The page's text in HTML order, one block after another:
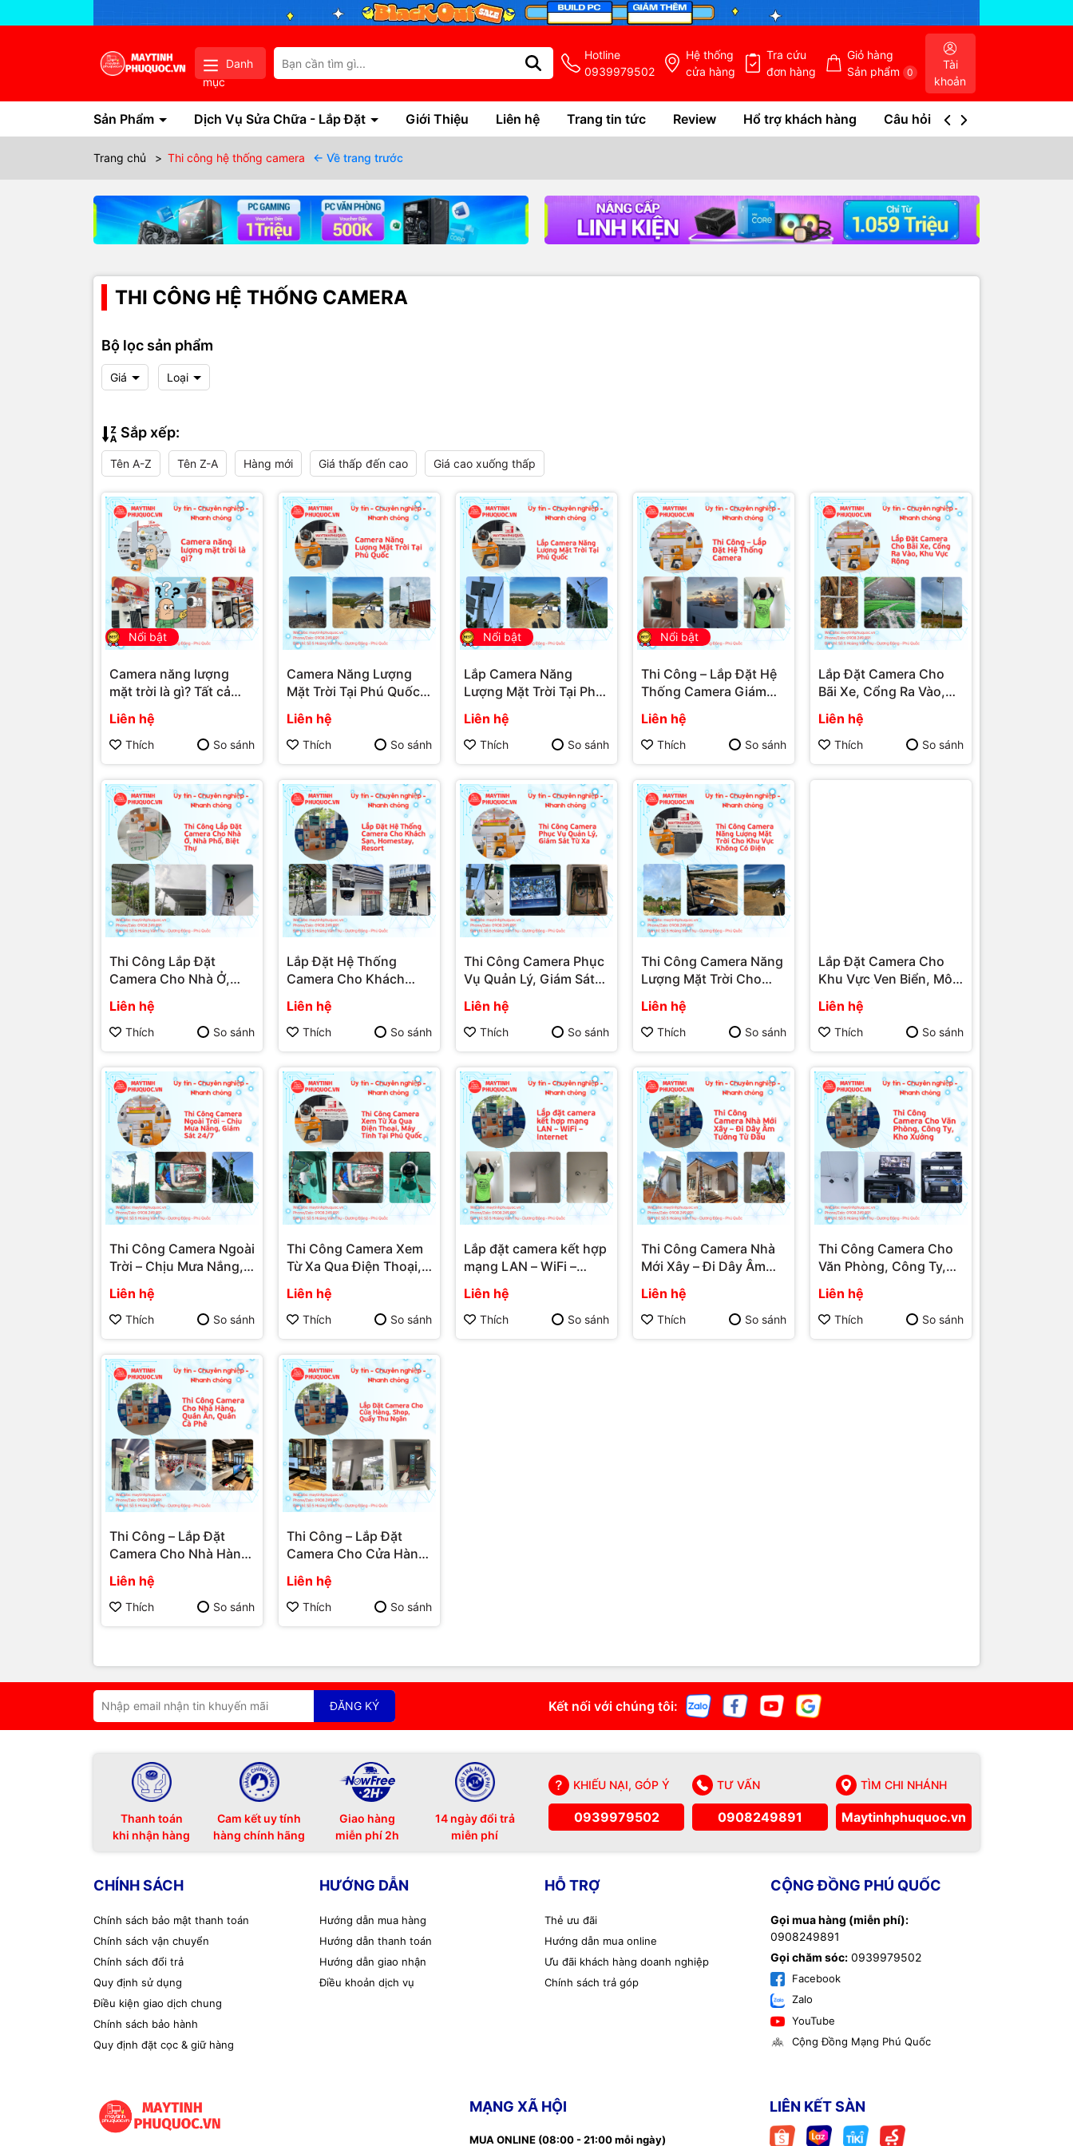
Danh
mục
Hotline
0939979502
Hệ thống
cửa hàng
Tra cứu
đơn hàng
Giỏ hàng
Sản phẩm
0
Tài
khoản
Sản Phẩm Dịch Vụ Sửa Chữa - Lắp Đặt Giới Thiệu Liên hệ Trang tin tức Review Hổ trợ khách hàng Câu hỏi thường gặp
Trang chủ > Thi công hệ thống camera ← Về trang trước
THI CÔNG HỆ THỐNG CAMERA
Bộ lọc sản phẩm
Giá Loại
Sắp xếp:
Tên A-Z Tên Z-A Hàng mới Giá thấp đến cao Giá cao xuống thấp
Nổi bật
Camera năng lượng
mặt trời là gì? Tất cả
những gì cần biết về
camera năng lượng mặt
trời
Liên hệ
Thích So sánh
Camera Năng Lượng
Mặt Trời Tại Phú Quốc –
Giải Pháp Giám Sát
Không Cần Điện – Dịch
Vụ Lắp Đặt Camera Phú
Quốc | Máy Tính Phú
Quốc | Vi Tính Hải Đăng
Liên hệ
Thích So sánh
Nổi bật
Lắp Camera Năng
Lượng Mặt Trời Tại Phú
Quốc – Dịch Vụ Lắp Đặt
Camera Phú Quốc |
Máy Tính Phú Quốc | Vi
Tính Hải Đăng
Liên hệ
Thích So sánh
Nổi bật
Thi Công – Lắp Đặt Hệ
Thống Camera Giám
Sát Chuyên Nghiệp Tại
Phú Quốc – Dịch Vụ
Lắp Đặt Camera Phú
Quốc | Máy Tính Phú
Quốc | Vi Tính Hải Đăng
Liên hệ
Thích So sánh
Lắp Đặt Camera Cho
Bãi Xe, Cổng Ra Vào,
Khu Vực Rộng – Dịch
Vụ Lắp Đặt Camera Phú
Quốc | Máy Tính Phú
Quốc | Vi Tính Hải Đăng
Liên hệ
Thích So sánh
Thi Công Lắp Đặt
Camera Cho Nhà Ở,
Nhà Phố, Biệt Thự –
Dịch Vụ Lắp Đặt
Camera Phú Quốc |
Máy Tính Phú Quốc | Vi
Tính Hải Đăng
Liên hệ
Thích So sánh
Lắp Đặt Hệ Thống
Camera Cho Khách
Sạn, Homestay, Resort
– Dịch Vụ Lắp Đặt
Camera Phú Quốc |
Máy Tính Phú Quốc | Vi
Tính Hải Đăng
Liên hệ
Thích So sánh
Thi Công Camera Phục
Vụ Quản Lý, Giám Sát
Từ Xa – Dịch Vụ Lắp Đặt
Camera Phú Quốc |
Máy Tính Phú Quốc | Vi
Tính Hải Đăng
Liên hệ
Thích So sánh
Thi Công Camera Năng
Lượng Mặt Trời Cho
Khu Vực Không Có
Điện – Dịch Vụ Lắp Đặt
Camera Phú Quốc |
Máy Tính Phú Quốc | Vi
Tính Hải Đăng
Liên hệ
Thích So sánh
Lắp Đặt Camera Cho
Khu Vực Ven Biển, Môi
Trường Ẩm Mặn – Dịch
Vụ Lắp Đặt Camera Phú
Quốc | Máy Tính Phú
Quốc | Vi Tính Hải Đăng
Liên hệ
Thích So sánh
Thi Công Camera Ngoài
Trời – Chịu Mưa Nắng,
Giám Sát 24/7 – Dịch
Vụ Lắp Đặt Camera Phú
Quốc | Máy Tính Phú
Quốc | Vi Tính Hải Đăng
Liên hệ
Thích So sánh
Thi Công Camera Xem
Từ Xa Qua Điện Thoại,
Máy Tính Tại Phú Quốc
– Dịch Vụ Lắp Đặt
Camera Phú Quốc |
Máy Tính Phú Quốc | Vi
Tính Hải Đăng
Liên hệ
Thích So sánh
Lắp đặt camera kết hợp
mạng LAN – WiFi –
Internet – Dịch Vụ Lắp
Đặt Camera Phú Quốc |
Máy Tính Phú Quốc | Vi
Tính Hải Đăng
Liên hệ
Thích So sánh
Thi Công Camera Nhà
Mới Xây – Đi Dây Âm
Tường Từ Đầu – Dịch
Vụ Lắp Đặt Camera Phú
Quốc | Máy Tính Phú
Quốc | Vi Tính Hải Đăng
Liên hệ
Thích So sánh
Thi Công Camera Cho
Văn Phòng, Công Ty,
Kho Xưởng – Dịch Vụ
Lắp Đặt Camera Phú
Quốc | Máy Tính Phú
Quốc | Vi Tính Hải Đăng
Liên hệ
Thích So sánh
Thi Công – Lắp Đặt
Camera Cho Nhà Hàng,
– Dịch Vụ Lắp Đặt
Camera Phú Quốc |
Máy Tính Phú Quốc | Vi
Liên hệ
Thích So sánh
Thi Công – Lắp Đặt
Camera Cho Cửa Hàng,
Dịch Vụ Lắp Đặt
Camera Phú Quốc |
Máy Tính Phú Quốc | Vi
Liên hệ
Thích So sánh
ĐĂNG KÝ Kết nối với chúng tôi:
Thanh toán
khi nhận hàng
Cam kết uy tính
hàng chính hãng
Giao hàng
miễn phí 2h
14 ngày đổi trả
miễn phí
KHIẾU NẠI, GÓP Ý
0939979502
TƯ VẤN
0908249891
TÌM CHI NHÁNH
Maytinhphuquoc.vn
CHÍNH SÁCH
Chính sách bảo mật thanh toán
Chính sách vận chuyển
Chính sách đổi trả
Quy định sử dụng
Điều kiện giao dịch chung
Chính sách bảo hành
Quy định đặt cọc & giữ hàng
HƯỚNG DẪN
Hướng dẫn mua hàng
Hướng dẫn thanh toán
Hướng dẫn giao nhận
Điều khoản dịch vụ
HỖ TRỢ
Thẻ ưu đãi
Hướng dẫn mua online
Ưu đãi khách hàng doanh nghiệp
Chính sách trả góp
CỘNG ĐỒNG PHÚ QUỐC
Gọi mua hàng (miễn phí):
0908249891
Gọi chăm sóc:0939979502
Facebook
Zalo
YouTube
Cộng Đồng Mạng Phú Quốc
MẠNG XÃ HỘI
MUA ONLINE (08:00 - 21:00 mỗi ngày)
LIÊN KẾT SÀN